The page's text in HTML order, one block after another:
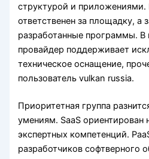
структурой и приложениями.
ответственен за площадку, а
разработанные программы. В
провайдер поддерживает
техническое оснащение,
пользователь vulkan russia.
Приоритетная группа
умениям. SaaS ориентирован
экспертных компетенций.
разработчиков софтверного